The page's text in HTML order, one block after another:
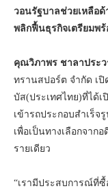
วอนรัฐบาลช่วยเหลือ
พลิกฟื้นธุรกิจเตรียมพ
คุณวิภาพร ชาลาประ
ทรานสปอร์ต จำกัด เปิ
บัส(ประเทศไทย)ที่ได้
เข้ารถประกอบสำเร็จ
เพื่อเป็นทางเลือกจาก
รายเดียว
“เรามีประสบการณ์ที่ซื้